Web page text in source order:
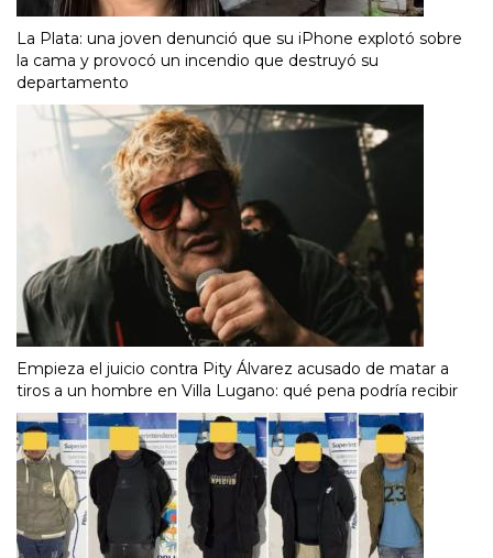
La Plata: una joven denunció que su iPhone explotó sobre
la cama y provocó un incendio que destruyó su
departamento
Empieza el juicio contra Pity Álvarez acusado de matar a
tiros a un hombre en Villa Lugano: qué pena podría recibir